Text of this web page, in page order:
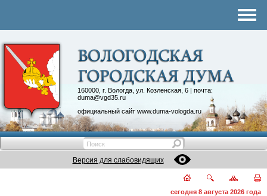
160000, г. Вологда, ул. Козленская, 6 | почта:
duma@vgd35.ru
официальный сайт www.duma-vologda.ru
Контакты
Депутатские объединения
Версия для слабовидящих
сегодня 8 августа 2026 года